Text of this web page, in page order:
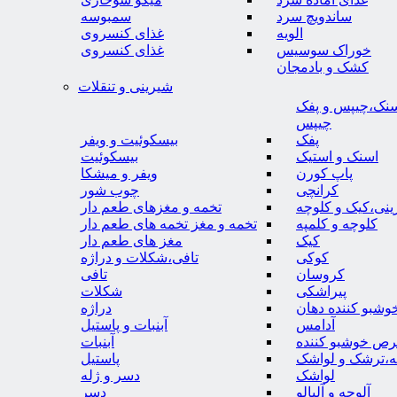
ساندویچ سرد
الویه
خوراک سوسیس
کشک و بادمجان
سمبوسه
غذای کنسروی
غذای کنسروی
شیرینی و تنقلات
و پفک
چیپس
پفک
اسنک و استیک
پاپ کورن
کرانچی
و کلوچه
کلوچه و کلمپه
کیک
کوکی
کروسان
پیراشکی
کننده دهان
آدامس
خوشبو کننده
و لواشک
لواشک
آلوچه و آلبالو
بیسکوئیت و ویفر
بیسکوئیت
ویفر و میشکا
چوب شور
تخمه و مغزهای طعم دار
تخمه و مغز تخمه های طعم دار
مغز های طعم دار
تافی،شکلات و دراژه
تافی
شکلات
دراژه
آبنبات و پاستیل
آبنبات
پاستیل
دسر و ژله
دسر